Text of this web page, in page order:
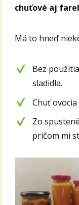
chuťové aj
Má to hneď
Bez
sladidla.
Chuť
Zo
pričom mi